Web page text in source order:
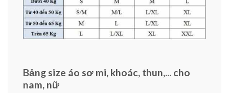
Bảng size áo sơ mi, khoác, thun,... cho
nam, nữ